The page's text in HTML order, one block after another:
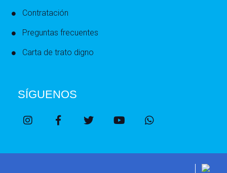
Contratación
Preguntas frecuentes
Carta de trato digno
SÍGUENOS